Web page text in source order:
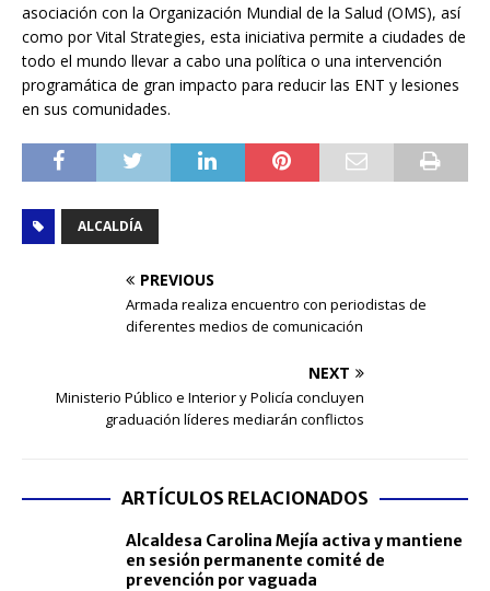
asociación con la Organización Mundial de la Salud (OMS), así
como por Vital Strategies, esta iniciativa permite a ciudades de
todo el mundo llevar a cabo una política o una intervención
programática de gran impacto para reducir las ENT y lesiones
en sus comunidades.
ALCALDÍA
PREVIOUS
Armada realiza encuentro con periodistas de
diferentes medios de comunicación
NEXT
Ministerio Público e Interior y Policía concluyen
graduación líderes mediarán conflictos
ARTÍCULOS RELACIONADOS
Alcaldesa Carolina Mejía activa y mantiene
en sesión permanente comité de
prevención por vaguada